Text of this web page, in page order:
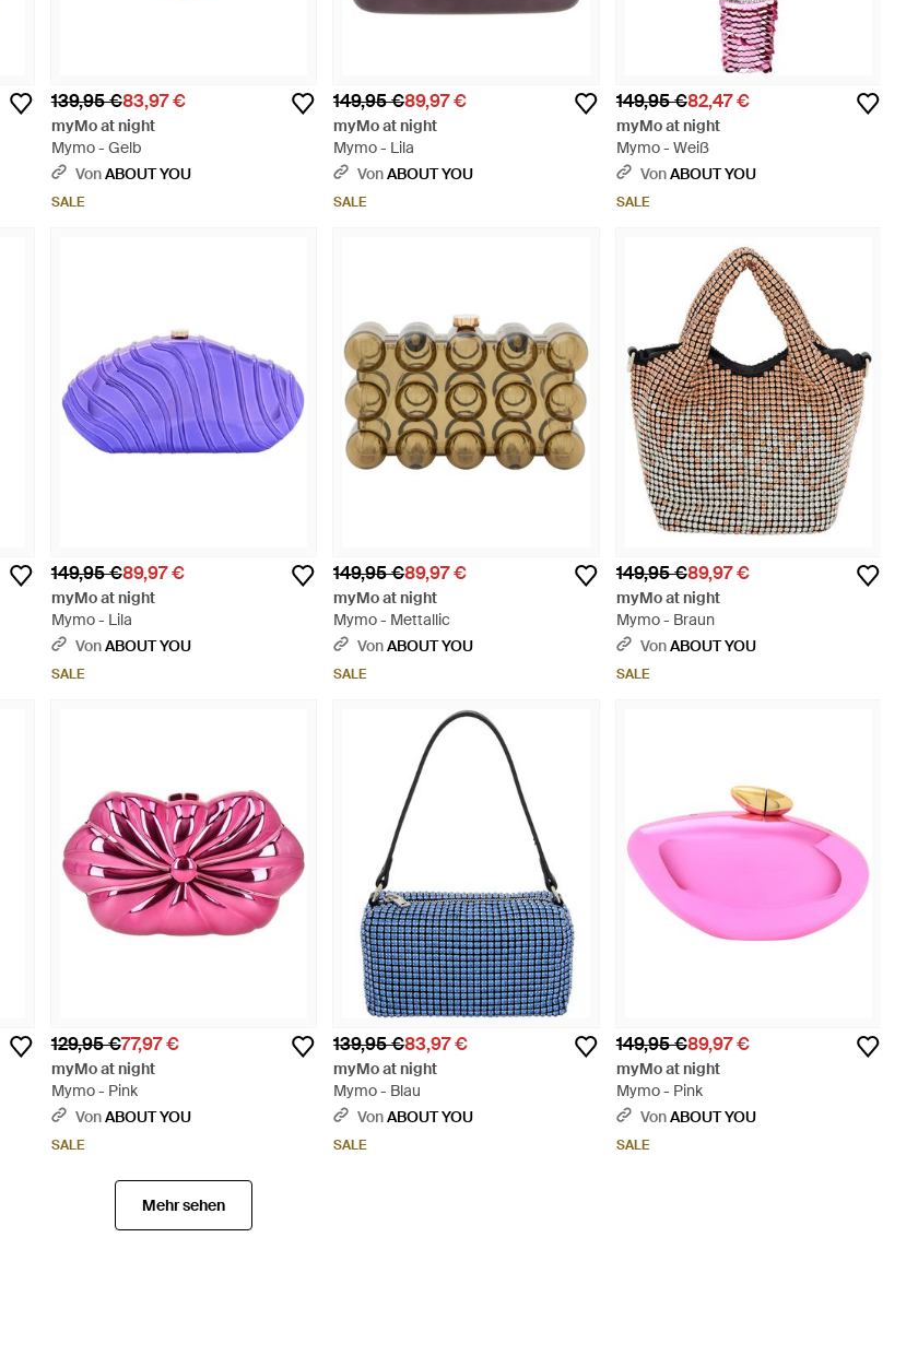
139,95 €83,97 €
myMo at night
Mymo - Gelb
VonABOUT YOU
SALE
149,95 €89,97 €
myMo at night
Mymo - Lila
VonABOUT YOU
SALE
149,95 €82,47 €
myMo at night
Mymo - Weiß
VonABOUT YOU
SALE
149,95 €89,97 €
myMo at night
Mymo - Lila
VonABOUT YOU
SALE
149,95 €89,97 €
myMo at night
Mymo - Mettallic
VonABOUT YOU
SALE
149,95 €89,97 €
myMo at night
Mymo - Braun
VonABOUT YOU
SALE
129,95 €77,97 €
myMo at night
Mymo - Pink
VonABOUT YOU
SALE
139,95 €83,97 €
myMo at night
Mymo - Blau
VonABOUT YOU
SALE
149,95 €89,97 €
myMo at night
Mymo - Pink
VonABOUT YOU
SALE
Mehr sehen